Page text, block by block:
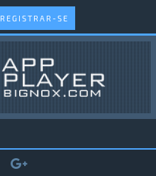
REGISTRAR-SE